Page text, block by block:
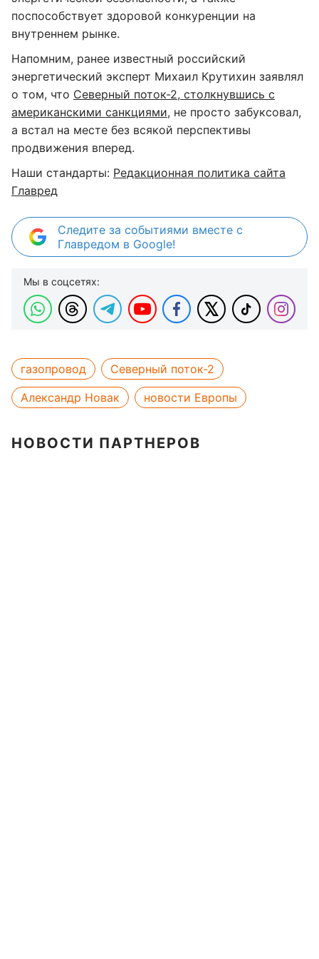
поспособствует здоровой конкуренции на
внутреннем рынке.
Напомним, ранее известный российский
энергетический эксперт Михаил Крутихин заявлял
о том, что Северный поток-2, столкнувшись с
американскими санкциями, не просто забуксовал,
а встал на месте без всякой перспективы
продвижения вперед.
Наши стандарты: Редакционная политика сайта
Главред
Следите за событиями вместе с
Главредом в Google!
Мы в соцсетях:
газопровод
Северный поток-2
Александр Новак
новости Европы
НОВОСТИ ПАРТНЕРОВ